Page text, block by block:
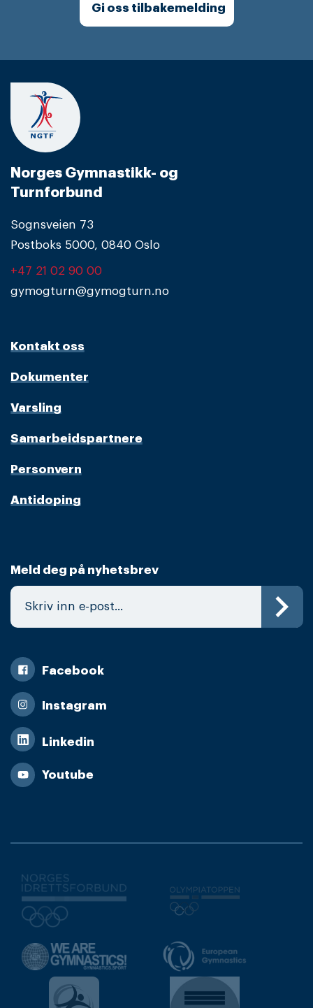
Gi oss tilbakemelding
Norges Gymnastikk- og
Turnforbund
Sognsveien 73
Postboks 5000, 0840 Oslo
+47 21 02 90 00
gymogturn@gymogturn.no
Kontakt oss
Dokumenter
Varsling
Samarbeidspartnere
Personvern
Antidoping
Meld deg på nyhetsbrev
Facebook
Instagram
Linkedin
Youtube